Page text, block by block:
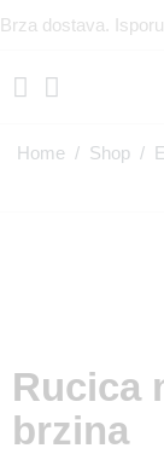
Brza dostava.
Home / Shop /
Rucica
brzina